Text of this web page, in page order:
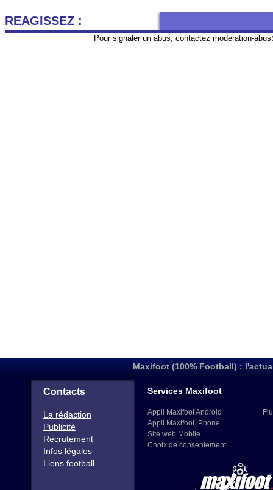
REAGISSEZ :
Pour signaler un abus, contactez moderation-
Maxifoot (100% Football) :
Contacts
La rédaction
Publicité
Recrutement
Infos légales
Liens football
Services Maxifoot
Appli Maxifoot Android
Appli Maxifoot iPhone
Site web Mobile
Choix de consentement